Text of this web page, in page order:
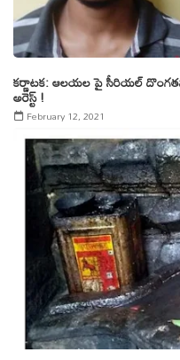
కర్ణాటక: ఆలయల పై సీరియల్
అరెస్ట్ !
February 12, 2021